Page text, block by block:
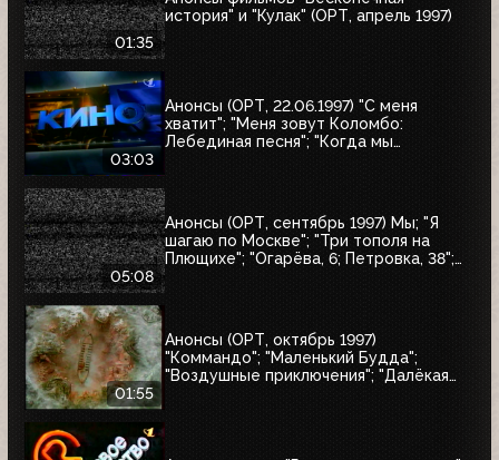
01:35
история" и "Кулак" (ОРТ, апрель 1997)
03:03
Анонсы (ОРТ, 22.06.1997) "С меня
хватит"; "Меня зовут Коломбо:
Лебединая песня"; "Когда мы
05:08
Анонсы (ОРТ, сентябрь 1997) Мы; "Я
шагаю по Москве"; "Три тополя на
Плющихе"; "Огарёва, 6; Петровка, 38";
01:55
Анонсы (ОРТ, октябрь 1997)
"Коммандо"; "Маленький Будда";
"Воздушные приключения"; "Далёкая